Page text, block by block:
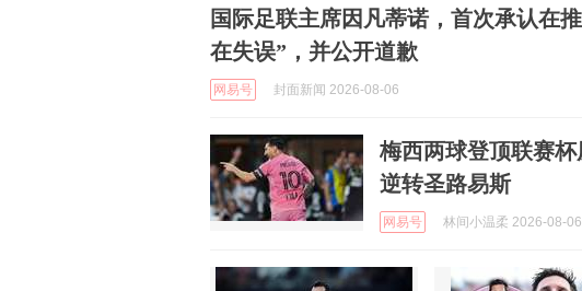
国际足联主席因凡蒂诺，首次承认在
在失误”，并公开道歉
网易号 封面新闻 2026-08-06
梅西两球登顶联赛
逆转圣路易斯
网易号 林间小温柔 2026-08-06